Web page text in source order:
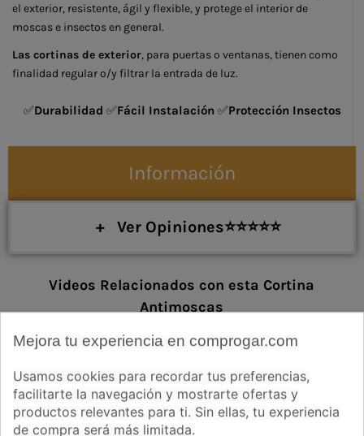
el exterior, resistente, ágil y flexible, y protege el interior de
moscas e insectos en general.
Las cortinas de exterior, para puertas o ventanas, tienen como
finalidad regular o/y filtrar la entrada de luz.
✅Durabilidad ✅Fácil Instalación ✅Protección Insectos
Información
+ Ver Opiniones⭐⭐⭐⭐⭐
Videos Relacionados con esta Cortina
Antimoscas
Mejora tu experiencia en comprogar.com
Usamos cookies para recordar tus preferencias,
facilitarte la navegación y mostrarte ofertas y
productos relevantes para ti. Sin ellas, tu experiencia
de compra será más limitada.